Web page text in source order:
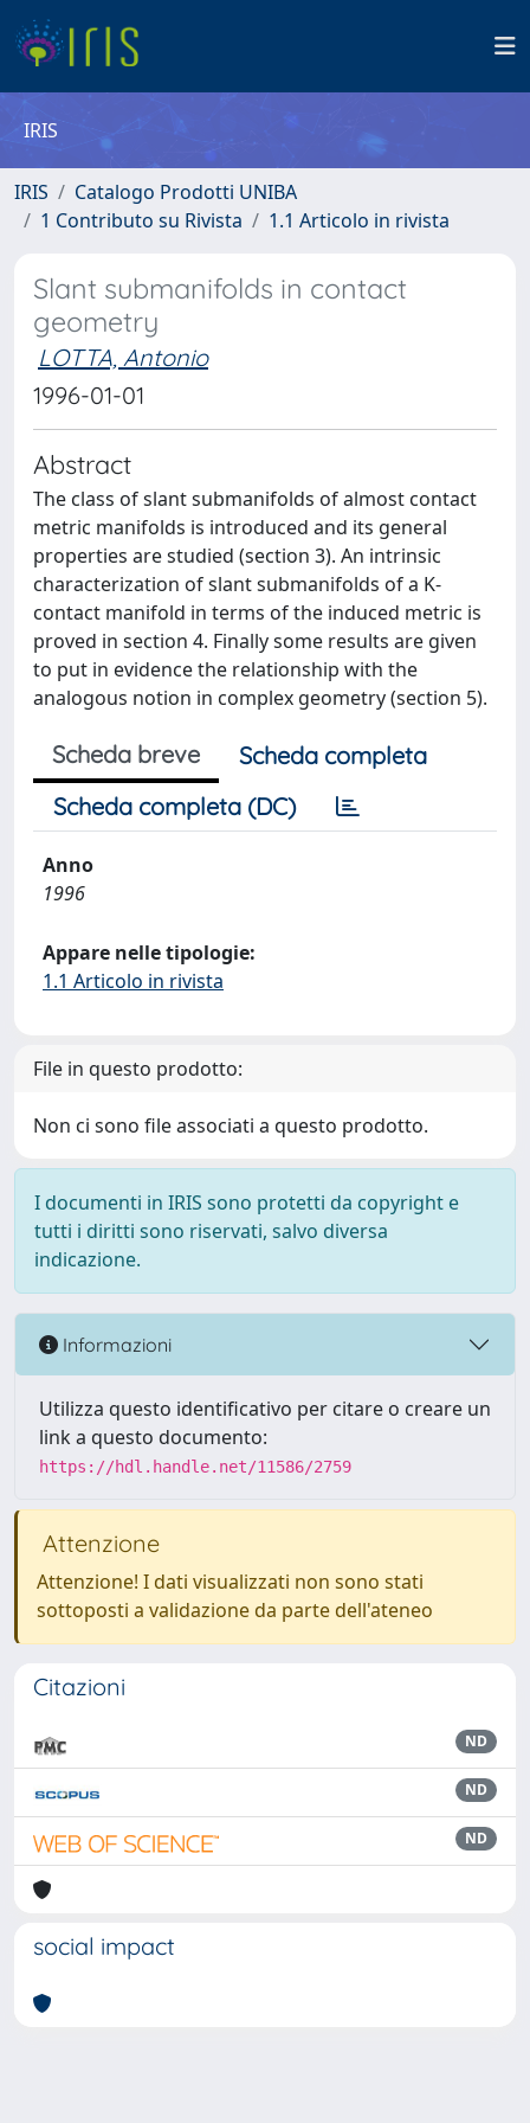
IRIS
IRIS
Catalogo Prodotti UNIBA
1 Contributo su Rivista
1.1 Articolo in rivista
Slant submanifolds in contact
geometry
LOTTA, Antonio
1996-01-01
Abstract
The class of slant submanifolds of almost contact
metric manifolds is introduced and its general
properties are studied (section 3). An intrinsic
characterization of slant submanifolds of a K-
contact manifold in terms of the induced metric is
proved in section 4. Finally some results are given
to put in evidence the relationship with the
analogous notion in complex geometry (section 5).
Scheda breve
Scheda completa
Scheda completa (DC)
Anno
1996
Appare nelle tipologie:
1.1 Articolo in rivista
File in questo prodotto:
Non ci sono file associati a questo prodotto.
I documenti in IRIS sono protetti da copyright e
tutti i diritti sono riservati, salvo diversa
indicazione.
Informazioni
Utilizza questo identificativo per citare o creare un
link a questo documento:
https://hdl.handle.net/11586/2759
Attenzione
Attenzione! I dati visualizzati non sono stati
sottoposti a validazione da parte dell'ateneo
Citazioni
ND
ND
ND
social impact